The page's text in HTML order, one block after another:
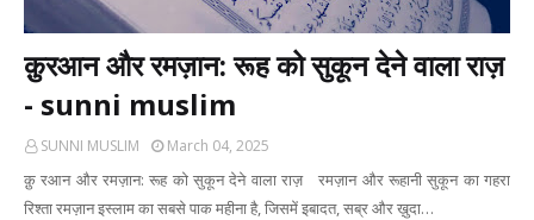
क़ुरआन और रमज़ान: रूह को सुकून देने वाला राज़
- sunni muslim
SUNNI MUSLIM March 04, 2025
क़ु रआन और रमज़ान: रूह को सुकून देने वाला राज़ रमज़ान और रूहानी सुकून का गहरा
रिश्ता रमज़ान इस्लाम का सबसे पाक महीना है, जिसमें इबादत, सब्र और ख़ुदा…